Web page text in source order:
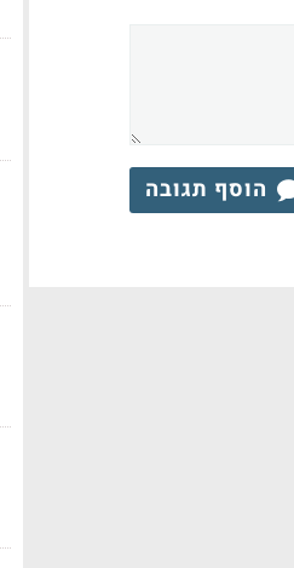
הוסף תגובה